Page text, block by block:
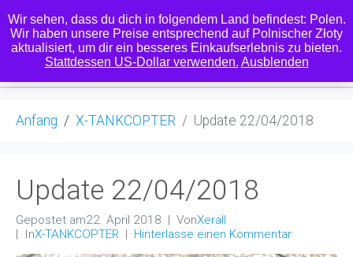
0
Anfang X-TANKCOPTER Update 22/04/2018
Update 22/04/2018
Gepostet am22. April 2018 VonXerall
InX-TANKCOPTER Hinterlasse einen Kommentar
Wir sehen, dass du dich in folgendem Land befindest: Polen.
Wir haben unsere Preise entsprechend auf Polnischer Złoty
aktualisiert, um dir ein besseres Einkaufserlebnis zu bieten.
Stattdessen US-Dollar verwenden. Ausblenden